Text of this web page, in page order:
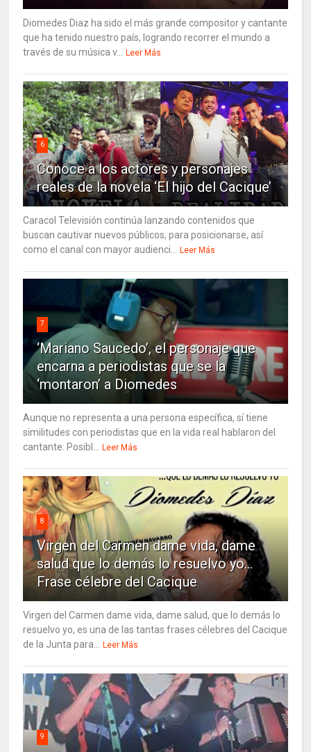
Diomedes Diaz ha sido el más grande compositor y cantante
que ha tenido nuestro país, logrando recorrer el mundo a
través de su música v... Leer Más
6
Conoce a los actores y personajes
reales de la novela ‘El hijo del Cacique’
Caracol Televisión continúa lanzando contenidos que
buscan cautivar nuevos públicos, para posicionarse, así
como el canal con mayor audienci... Leer Más
7
‘Mariano Saucedo’, el personaje que
encarna a periodistas que se la
‘montaron’ a Diomedes
Aunque no representa a una persona específica, sí tiene
similitudes con periodistas que en la vida real hablaron del
cantante. Posibl... Leer Más
8
Virgen del Carmen dame vida, dame
salud que lo demás lo resuelvo yo…
Frase célebre del Cacique
Virgen del Carmen dame vida, dame salud, que lo demás lo
resuelvo yo, es una de las tantas frases célebres del Cacique
de la Junta para... Leer Más
9